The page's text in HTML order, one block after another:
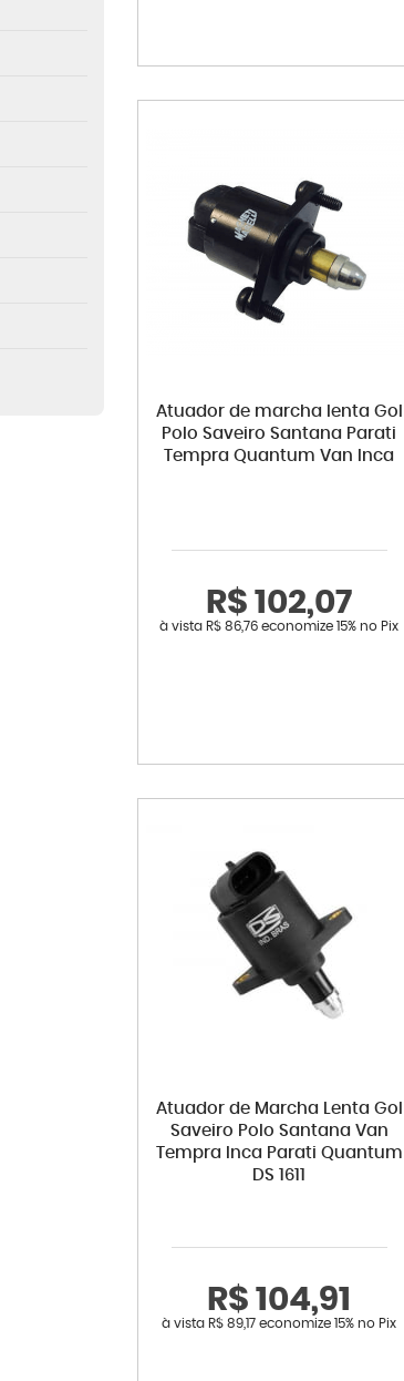
Atuador de marcha lenta Gol
Polo Saveiro Santana Parati
Tempra Quantum Van Inca
R$ 102,07
à vista R$ 86,76 economize15% no Pix
Atuador de Marcha Lenta Gol
Saveiro Polo Santana Van
Tempra Inca Parati Quantum
DS 1611
R$ 104,91
à vista R$ 89,17 economize 15% no Pix